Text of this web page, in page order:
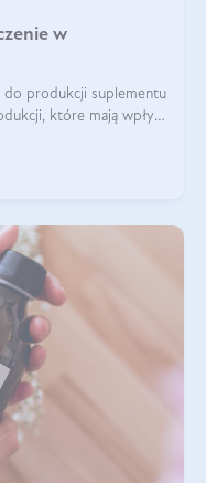
w
do produkcji suplementu
które mają wpływ